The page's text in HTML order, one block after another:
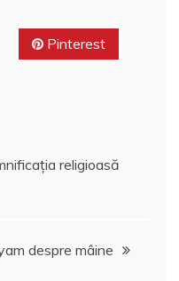
Pinterest
religioasă
despre mâine